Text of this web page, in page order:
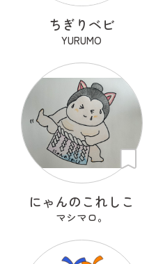
ちぎりベビ
YURUMO
にゃんのこれしこ
マシマロ。